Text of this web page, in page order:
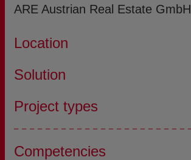
ARE Austrian Real Estate GmbH
Location
Solution
Project types
Competencies